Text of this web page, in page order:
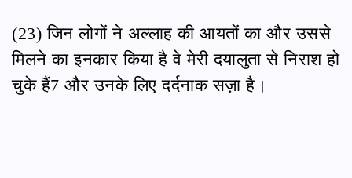
(23) जिन लोगों ने अल्लाह की आयतों का और उससे
मिलने का इनकार किया है वे मेरी दयालुता से निराश हो
चुके हैं7 और उनके लिए दर्दनाक सज़ा है।